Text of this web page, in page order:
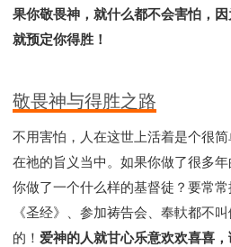
果你敬畏神，就什么都不会害怕，
就预定你得胜！
敬畏神与得胜之路
不用害怕，人在这世上活着是个很
在祂的旨义当中。如果你做了很多
你做了一个什么样的基督徒？要常
《圣经》、参加祷告会、奉軑都不
的！ 爱神的人就甘心乐意欢欢喜喜